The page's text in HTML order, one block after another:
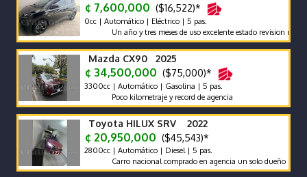
¢ 7,600,000 ($16,522)*
0cc | Automático | Eléctrico | 5 pas.
Un año y tres meses de uso excelente estado revision reciente
Mazda CX90 2025
¢ 34,500,000 ($75,000)*
3300cc | Automático | Gasolina | 5 pas.
Poco kilometraje y record de agencia
Toyota HILUX SRV 2022
¢ 20,950,000 ($45,543)*
2800cc | Automático | Diesel | 5 pas.
Carro nacional comprado en agencia un solo dueño récord y